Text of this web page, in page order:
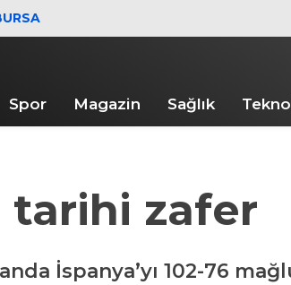
Spor Magazin Sağlık
tarihi zafer
İspanya’yı 102-76